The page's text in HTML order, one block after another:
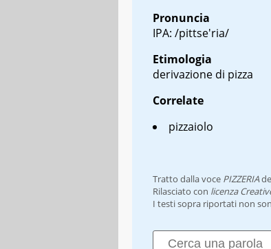
Pronuncia
IPA: /pittse'ria/
Etimologia
derivazione di pizza
Correlate
pizzaiolo
Tratto dalla voce PIZZERIA
Rilasciato con licenza
I testi sopra riportati non